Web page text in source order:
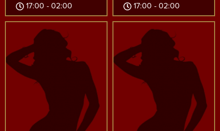
17:00 - 02:00
17:00 - 02:00